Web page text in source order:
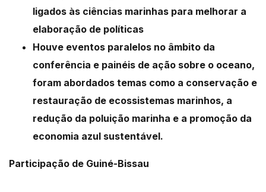
ligados às ciências marinhas para melhorar a
elaboração de políticas
Houve eventos paralelos no âmbito da
conferência e painéis de ação sobre o oceano,
foram abordados temas como a conservação e
restauração de ecossistemas marinhos, a
redução da poluição marinha e a promoção da
economia azul sustentável.
Participação de Guiné-Bissau